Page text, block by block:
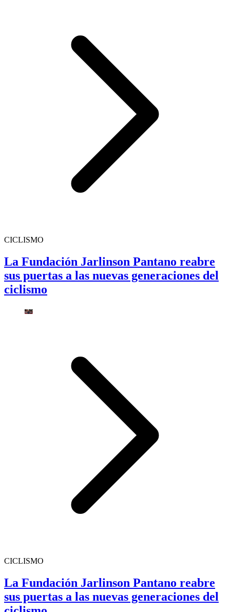
CICLISMO
La Fundación Jarlinson Pantano reabre
sus puertas a las nuevas generaciones del
ciclismo
CICLISMO
La Fundación Jarlinson Pantano reabre
sus puertas a las nuevas generaciones del